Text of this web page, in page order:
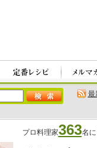
最
プロ料理家363名